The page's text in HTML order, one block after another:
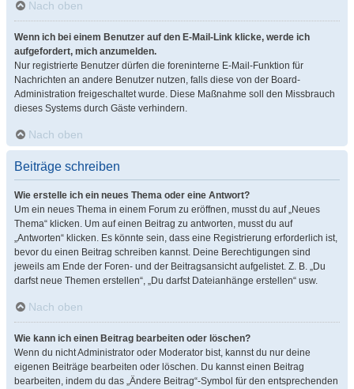
Nach oben
Wenn ich bei einem Benutzer auf den E-Mail-Link klicke, werde ich
aufgefordert, mich anzumelden.
Nur registrierte Benutzer dürfen die foreninterne E-Mail-Funktion für
Nachrichten an andere Benutzer nutzen, falls diese von der Board-
Administration freigeschaltet wurde. Diese Maßnahme soll den Missbrauch
dieses Systems durch Gäste verhindern.
Nach oben
Beiträge schreiben
Wie erstelle ich ein neues Thema oder eine Antwort?
Um ein neues Thema in einem Forum zu eröffnen, musst du auf „Neues
Thema“ klicken. Um auf einen Beitrag zu antworten, musst du auf
„Antworten“ klicken. Es könnte sein, dass eine Registrierung erforderlich ist,
bevor du einen Beitrag schreiben kannst. Deine Berechtigungen sind
jeweils am Ende der Foren- und der Beitragsansicht aufgelistet. Z. B. „Du
darfst neue Themen erstellen“, „Du darfst Dateianhänge erstellen“ usw.
Nach oben
Wie kann ich einen Beitrag bearbeiten oder löschen?
Wenn du nicht Administrator oder Moderator bist, kannst du nur deine
eigenen Beiträge bearbeiten oder löschen. Du kannst einen Beitrag
bearbeiten, indem du das „Ändere Beitrag“-Symbol für den entsprechenden